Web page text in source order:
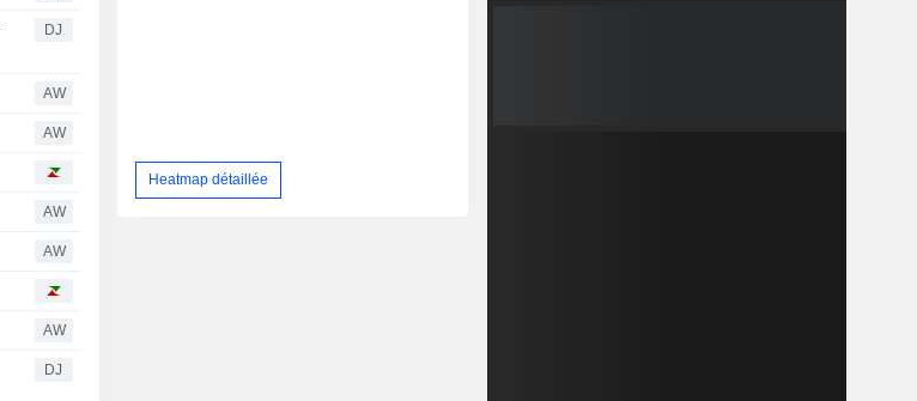
DJ
AW
AW
AW
AW
AW
DJ
Heatmap détaillée